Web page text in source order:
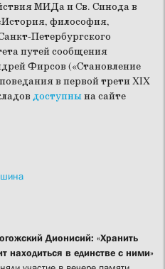
МИДа и Св. Синода в
философия,
Петербургского
путей сообщения
Фирсов («Становление
в первой трети XIX
доступнына сайте
Дионисий: «Хранить
находиться в единстве с ними»